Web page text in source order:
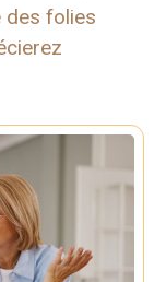
des folies